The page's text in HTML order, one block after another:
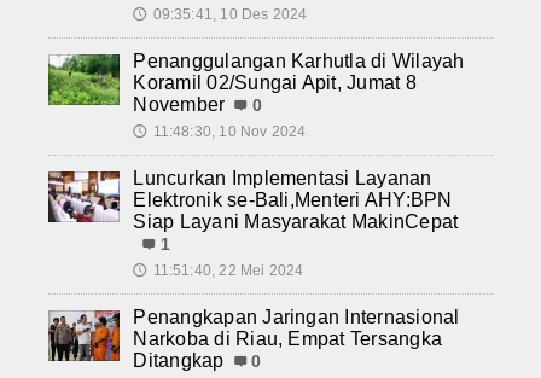
🕔 09:35:41, 10 Des 2024
Penanggulangan Karhutla di Wilayah
Koramil 02/Sungai Apit, Jumat 8
November
0
🕔 11:48:30, 10 Nov 2024
Luncurkan Implementasi Layanan
Elektronik se-Bali,Menteri AHY:BPN
Siap Layani Masyarakat MakinCepat
1
🕔 11:51:40, 22 Mei 2024
Penangkapan Jaringan Internasional
Narkoba di Riau, Empat Tersangka
Ditangkap
0